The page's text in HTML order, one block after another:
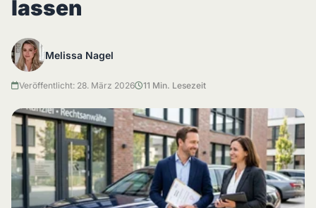
lassen
Melissa Nagel
Veröffentlicht: 28. März 2026 11 Min. Lesezeit